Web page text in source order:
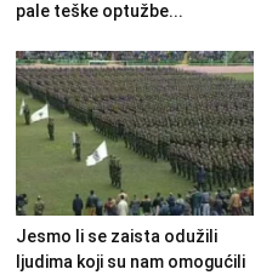
pale teške optužbe...
Jesmo li se zaista odužili
ljudima koji su nam omogućili